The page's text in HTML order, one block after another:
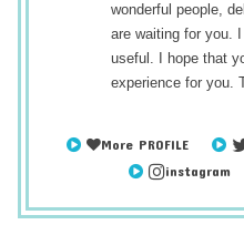
wonderful people,
are waiting for you.
useful. I hope that
experience for you.
More PROFILE
instagram